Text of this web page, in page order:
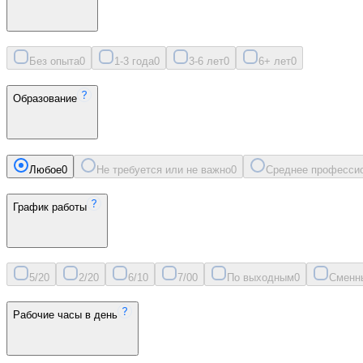
Без опыта0 1-3 года0 3-6 лет0 6+ лет0
Образование
Любое0 Не требуется или не важно0 Среднее
График работы
5/20 2/20 6/10 7/00 По выходным0
Рабочие часы в день